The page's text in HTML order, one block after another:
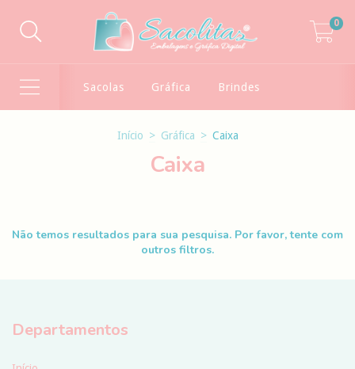
0
Sacolas Gráfica Brindes
Início > Gráfica > Caixa
Caixa
Não temos resultados para sua pesquisa. Por favor, tente com
outros filtros.
Departamentos